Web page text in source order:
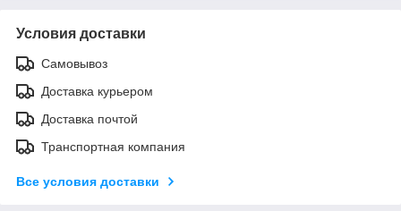
Условия доставки
Самовывоз
Доставка курьером
Доставка почтой
Транспортная компания
Все условия доставки